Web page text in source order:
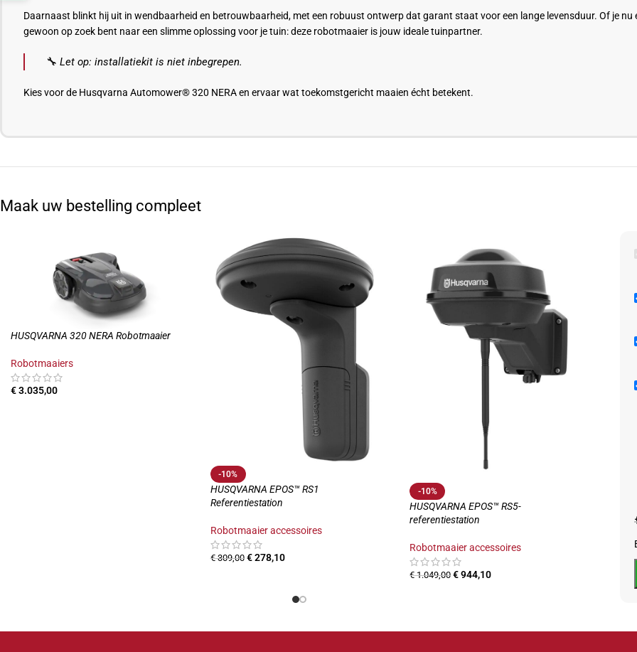
Daarnaast blinkt hij uit in wendbaarheid en betrouwbaarheid, met een robuust ontwerp dat garant staat voor een lange levensduur. Of je
gewoon op zoek bent naar een slimme oplossing voor je tuin: deze robotmaaier is jouw ideale tuinpartner.
🔧 Let op: installatiekit is niet inbegrepen.
Kies voor de Husqvarna Automower® 320 NERA en ervaar wat toekomstgericht maaien écht betekent.
Maak uw bestelling compleet
HUSQVARNA 320 NERA Robotmaaier
Robotmaaiers
€3.035,00
-10%
HUSQVARNA EPOS™ RS1
Referentiestation
Robotmaaier accessoires
€309,00 €278,10
-10%
HUSQVARNA EPOS™ RS5-
referentiestation
Robotmaaier accessoires
€1.049,00 €944,10